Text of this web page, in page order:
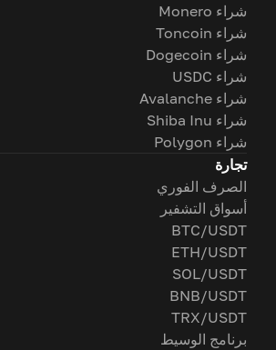
شراء Monero
شراء Toncoin
شراء Dogecoin
شراء USDC
شراء Avalanche
شراء Shiba Inu
شراء Polygon
تجارة
الصرف الفوري
أسواق التشفير
BTC/USDT
ETH/USDT
SOL/USDT
BNB/USDT
TRX/USDT
برنامج الوسيط